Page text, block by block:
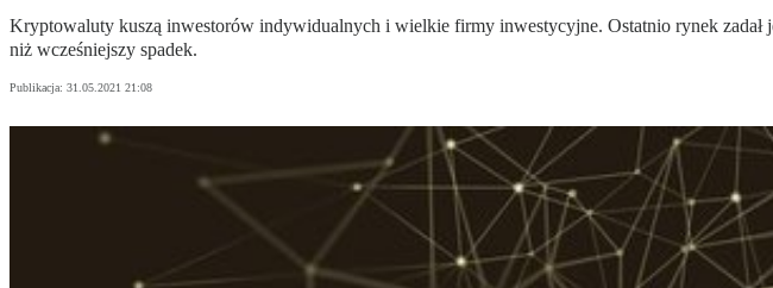
Kryptowaluty kuszą inwestorów indywidualnych i wielkie firmy inwestycyjne. Ostatnio rynek
niż wcześniejszy spadek.
Publikacja: 31.05.2021 21:08